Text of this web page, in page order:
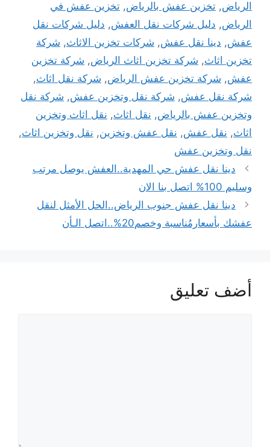
الرياض, تخزين عفش بالرياض, تخزين عفش في
الرياض, دليل شركات نقل العفش, دليل شركات نقل
عفش, دينا نقل عفش, شركات تخزين الاثاث, شركة
تخزين اثاث, شركة تخزين اثاث الرياض, شركة تخزين
عفش, شركة تخزين عفش الرياض, شركة نقل اثاث,
شركة نقل عفش, شركة نقل وتخزين عفش, شركة نقل
وتخزين عفش بالرياض, نقل اثاث, نقل اثاث وتخزين
اثاث, نقل عفش, نقل عفش وتخزين, نقل وتخزين اثاث,
نقل وتخزين عفش
تصفّح
المقالات
دينا نقل عفش حي المهدية..العفش يوصل مرتب
وسليم 100% اتصل بنا الان
دينا نقل عفش جنوب الرياض..الحل الأمثل لنقل
عفشك بأسعارمُناسبة وخصم20%..اتصل الـأن
أضف تعليق